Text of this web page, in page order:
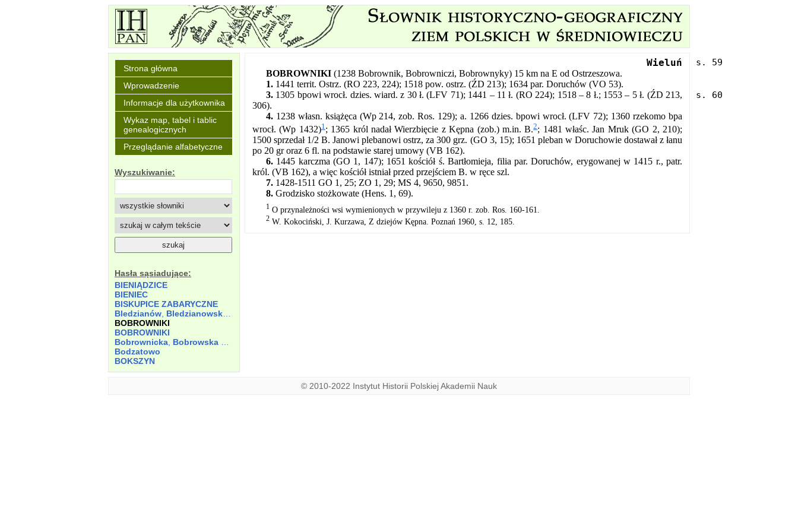
Strona główna
Wprowadzenie
Informacje dla użytkownika
Wykaz map, tabel i tablic
genealogicznych
Przeglądanie alfabetyczne
Wyszukiwanie:
Hasła sąsiadujące:
BIENIĄDZICE
BIENIEC
BISKUPICE ZABARYCZNE
Bledzianów Bledzianowska Kuźnica
BOBROWNIKI
BOBROWNIKI
Bobrownicka Bobrowska Kuźnica
Bodzatowo
BOKSZYN
Wieluń
BOBROWNIKI (1238 Bobrownik, Bobrowniczi, Bobrownyky) 15 km na E od Ostrzeszowa.
1. 1441 territ. Ostrz. (RO 223, 224); 1518 pow. ostrz. (ŹD 213); 1634 par. Doruchów (VO 53).
3. 1305 bpowi wrocł. dzies. wiard. z 30 ł. (LFV 71); 1441 – 11 ł. (RO 224); 1518 – 8 ł.; 1553 – 5 ł. (ŹD 213,
306).
4. 1238 własn. książęca (Wp 214, zob. Ros. 129); a. 1266 dzies. bpowi wrocł. (LFV 72); 1360 rzekomo bpa
wrocł. (Wp 1432)1; 1365 król nadał Wierzbięcie z Kępna (zob.) m.in. B.2; 1481 właśc. Jan Mruk (GO 2, 210);
1500 sprzedał 1/2 B. Janowi plebanowi ostrz, za 300 grz. (GO 3, 15); 1651 pleban w Doruchowie dostawał z łanu
po 20 gr oraz 6 fl. na podstawie starej umowy (VB 162).
6. 1445 karczma (GO 1, 147); 1651 kościół ś. Bartłomieja, filia par. Doruchów, erygowanej w 1415 r., patr.
król. (VB 162), a więc kościół istniał przed przejściem B. w ręce szl.
7. 1428-1511 GO 1, 25; ZO 1, 29; MS 4, 9650, 9851.
8. Grodzisko stożkowate (Hens. 1, 69).
1 O przynależności wsi wymienionych w przywileju z 1360 r. zob. Ros. 160-161.
2 W. Kokociński, J. Kurzawa, Z dziejów Kępna. Poznań 1960, s. 12, 185.
© 2010-2022 Instytut Historii Polskiej Akademii Nauk